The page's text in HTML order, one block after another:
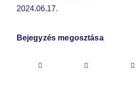
2024.06.17.
Bejegyzés megosztása